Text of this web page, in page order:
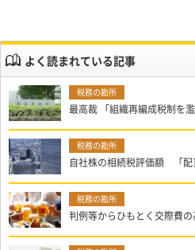
よく読まれている記事
最高裁 「組織再編成税制を
自社株の相続税評価額 「
判例等からひもとく交際費